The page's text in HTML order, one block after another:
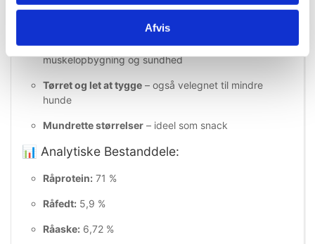
Afvis
Naturlig proteinkilde– understøtter
muskelopbygning og sundhed
Tørret og let at tygge – også velegnet til mindre
hunde
Mundrette størrelser – ideel som snack
📊 Analytiske Bestanddele:
Råprotein: 71 %
Råfedt: 5,9 %
Råaske: 6,72 %